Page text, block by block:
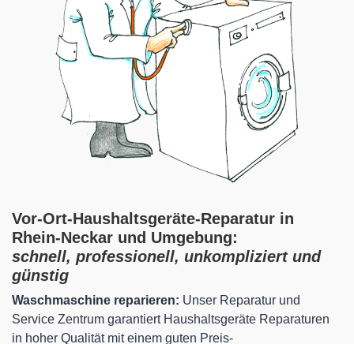
Vor-Ort-Haushaltsgeräte-Reparatur in
Rhein-Neckar und Umgebung:
schnell, professionell, unkompliziert und
günstig
Waschmaschine reparieren: Unser Reparatur und
Service Zentrum garantiert Haushaltsgeräte Reparaturen
in hoher Qualität mit einem guten Preis-